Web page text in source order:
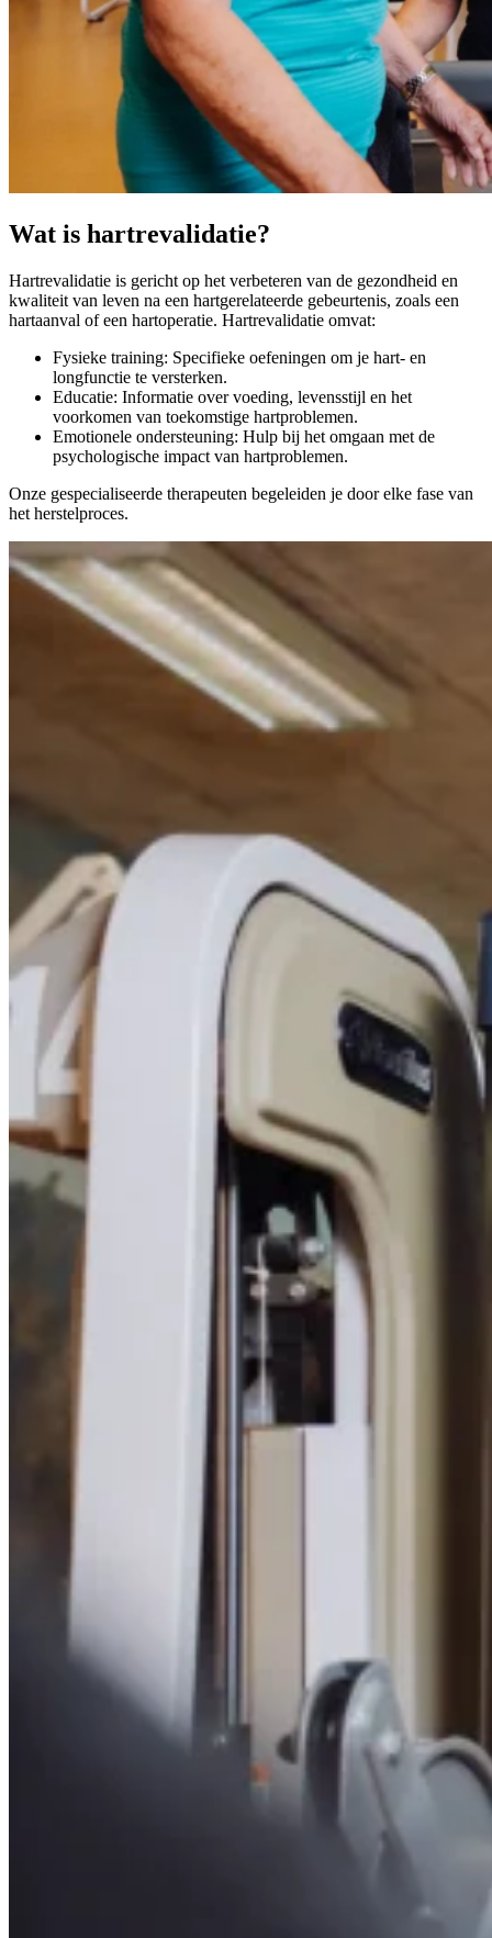
Wat is hartrevalidatie?
Hartrevalidatie is gericht op het verbeteren van de gezondheid en
kwaliteit van leven na een hartgerelateerde gebeurtenis, zoals een
hartaanval of een hartoperatie. Hartrevalidatie omvat:
Fysieke training: Specifieke oefeningen om je hart- en
longfunctie te versterken.
Educatie: Informatie over voeding, levensstijl en het
voorkomen van toekomstige hartproblemen.
Emotionele ondersteuning: Hulp bij het omgaan met de
psychologische impact van hartproblemen.
Onze gespecialiseerde therapeuten begeleiden je door elke fase van
het herstelproces.